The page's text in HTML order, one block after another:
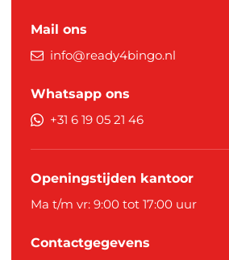
Mail ons
info@ready4bingo.nl
Whatsapp ons
+31 6 19 05 21 46
Openingstijden kantoor
Ma t/m vr: 9:00 tot 17:00 uur
Contactgegevens